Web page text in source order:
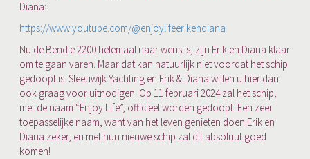
Diana:
https://www.youtube.com/@enjoylifeerikendiana
Nu de Bendie 2200 helemaal naar wens is, zijn Erik en Diana klaar
om te gaan varen. Maar dat kan natuurlijk niet voordat het schip
gedoopt is. Sleeuwijk Yachting en Erik & Diana willen u hier dan
ook graag voor uitnodigen. Op 11 februari 2024 zal het schip,
met de naam “Enjoy Life”, officieel worden gedoopt. Een zeer
toepasselijke naam, want van het leven genieten doen Erik en
Diana zeker, en met hun nieuwe schip zal dit absoluut goed
komen!